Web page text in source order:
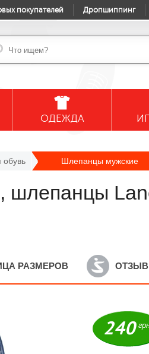
покупателей Дропшиппинг
ОДЕЖДА
обувь Шлепанцы мужские
шлепанцы
РАЗМЕРОВ
240